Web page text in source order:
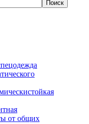
от общих